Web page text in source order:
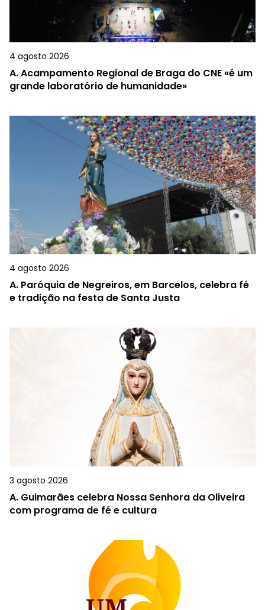
4 agosto 2026
A.Acampamento Regional de Braga do CNE «é um
grande laboratório de humanidade»
4 agosto 2026
A. Paróquia de Negreiros, em Barcelos, celebra fé
e tradição na festa de Santa Justa
3 agosto 2026
A. Guimarães celebra Nossa Senhora da Oliveira
com programa de fé e cultura